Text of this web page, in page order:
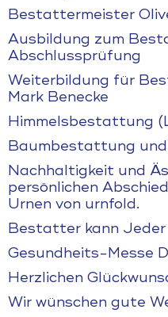
Bestattermeister
Ausbildung zum
Abschlussprüfung
Weiterbildung für
Mark Benecke
Himmelsbestattung
Baumbestattung
Nachhaltigkeit und
persönlichen
Urnen von urnfold.
Bestatter kann Jeder
Gesundheits-Messe
Herzlichen
Wir wünschen gute